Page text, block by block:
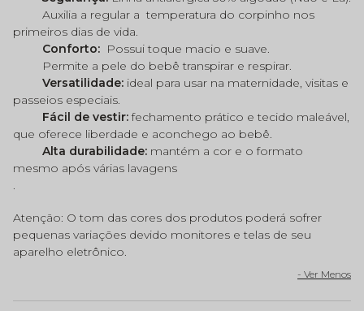
Auxilia a regular a temperatura do corpinho nos
primeiros dias de vida.
Conforto: Possui toque macio e suave.
Permite a pele do bebê transpirar e respirar.
Versatilidade: ideal para usar na maternidade, visitas e
passeios especiais.
Fácil de vestir: fechamento prático e tecido maleável,
que oferece liberdade e aconchego ao bebê.
Alta durabilidade: mantém a cor e o formato
mesmo após várias lavagens
.
Atenção: O tom das cores dos produtos poderá sofrer
pequenas variações devido monitores e telas de seu
aparelho eletrônico.